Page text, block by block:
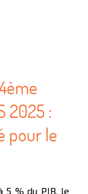
2025 :
pour le
5 % du PIB, le